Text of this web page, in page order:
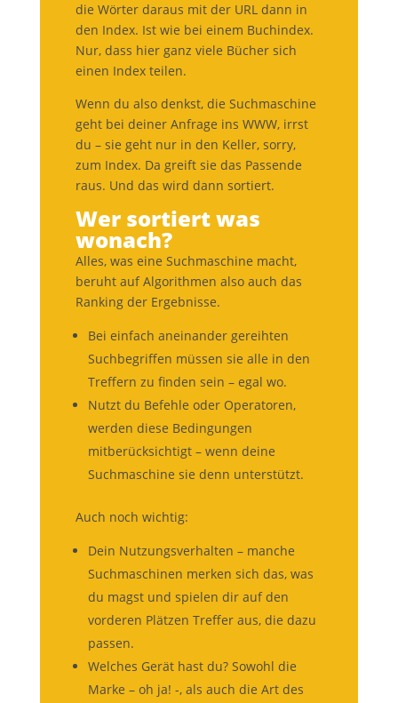
die Wörter daraus mit der URL dann in
den Index. Ist wie bei einem Buchindex.
Nur, dass hier ganz viele Bücher sich
einen Index teilen.
Wenn du also denkst, die Suchmaschine
geht bei deiner Anfrage ins WWW, irrst
du – sie geht nur in den Keller, sorry,
zum Index. Da greift sie das Passende
raus. Und das wird dann sortiert.
Wer sortiert was
wonach?
Alles, was eine Suchmaschine macht,
beruht auf Algorithmen also auch das
Ranking der Ergebnisse.
Bei einfach aneinander gereihten
Suchbegriffen müssen sie alle in den
Treffern zu finden sein – egal wo.
Nutzt du Befehle oder Operatoren,
werden diese Bedingungen
mitberücksichtigt – wenn deine
Suchmaschine sie denn unterstützt.
Auch noch wichtig:
Dein Nutzungsverhalten – manche
Suchmaschinen merken sich das, was
du magst und spielen dir auf den
vorderen Plätzen Treffer aus, die dazu
passen.
Welches Gerät hast du? Sowohl die
Marke – oh ja! -, als auch die Art des